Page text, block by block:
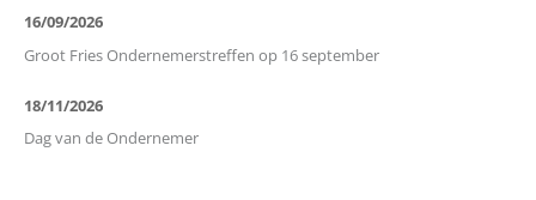
16/09/2026
Groot Fries Ondernemerstreffen op 16 september
18/11/2026
Dag van de Ondernemer